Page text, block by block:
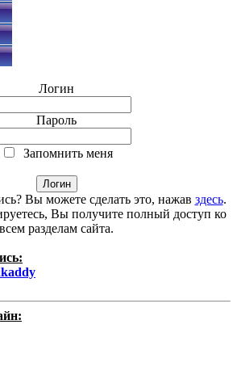
Логин
Пароль
Запомнить меня
Вы можете сделать это, нажав здесь.
Вы получите полный доступ ко
всем разделам сайта.